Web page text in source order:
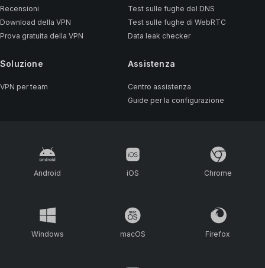
Recensioni
Download della VPN
Prova gratuita della VPN
Soluzione
VPN per team
Test sulle fughe del DNS
Test sulle fughe di WebRTC
Data leak checker
Assistenza
Centro assistenza
Guide per la configurazione
Android iOS Chrome
Windows macOS Firefox